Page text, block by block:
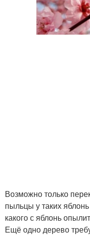
​Возможно только
пыльцы у таких яблонь
какого с яблонь
​Ещё одно дерево